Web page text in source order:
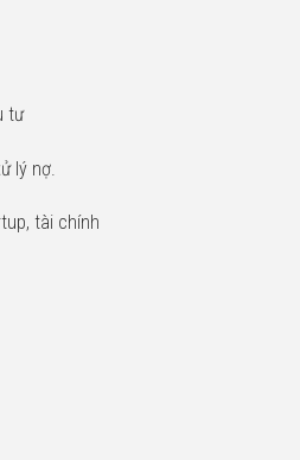
tư
lý nợ.
tài chính